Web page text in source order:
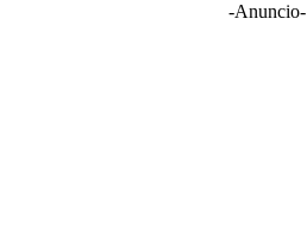
-Anuncio-